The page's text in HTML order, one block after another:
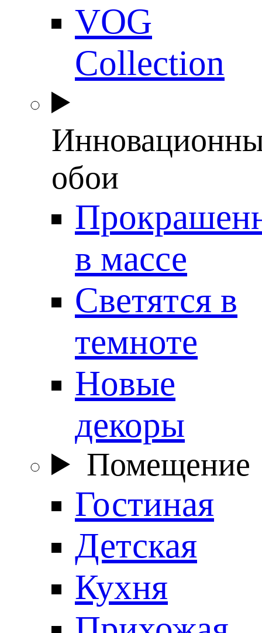
VOG
Collection
обои
в массе
Светятся в
темноте
Новые
декоры
Помещение
Гостиная
Детская
Кухня